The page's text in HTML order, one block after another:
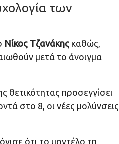
των
Νίκος Τζανάκης καθώς,
μετά το άνοιγμα
θετικότητας προσεγγίσει
στο 8, οι νέες μολύνσεις
ότι το μοντέλο τη